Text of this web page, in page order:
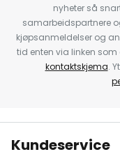
nyheter så
samarbeidspartnere
kjøpsanmeldelser og
tid enten via linken som
kontaktskjema.
Kundeservice